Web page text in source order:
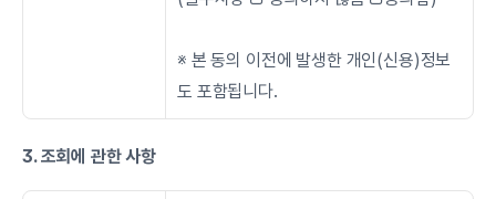
※ 본 동의 이전에 발생한 개인(신용)정보
도 포함됩니다.
3. 조회에 관한 사항